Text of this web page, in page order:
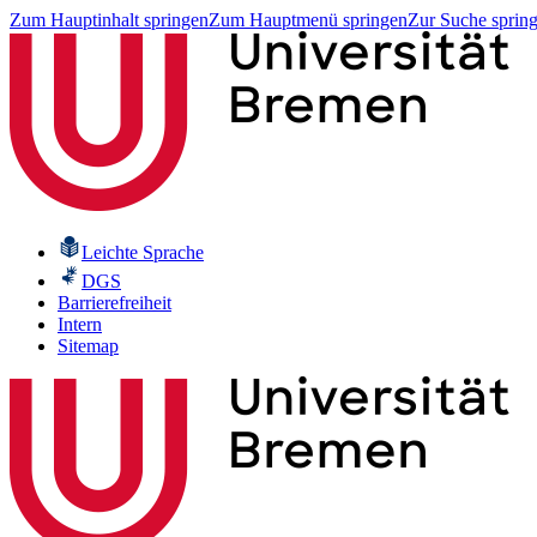
Zum Hauptinhalt springenZum Hauptmenü springenZur Suche
Leichte Sprache
DGS
Barrierefreiheit
Intern
Sitemap